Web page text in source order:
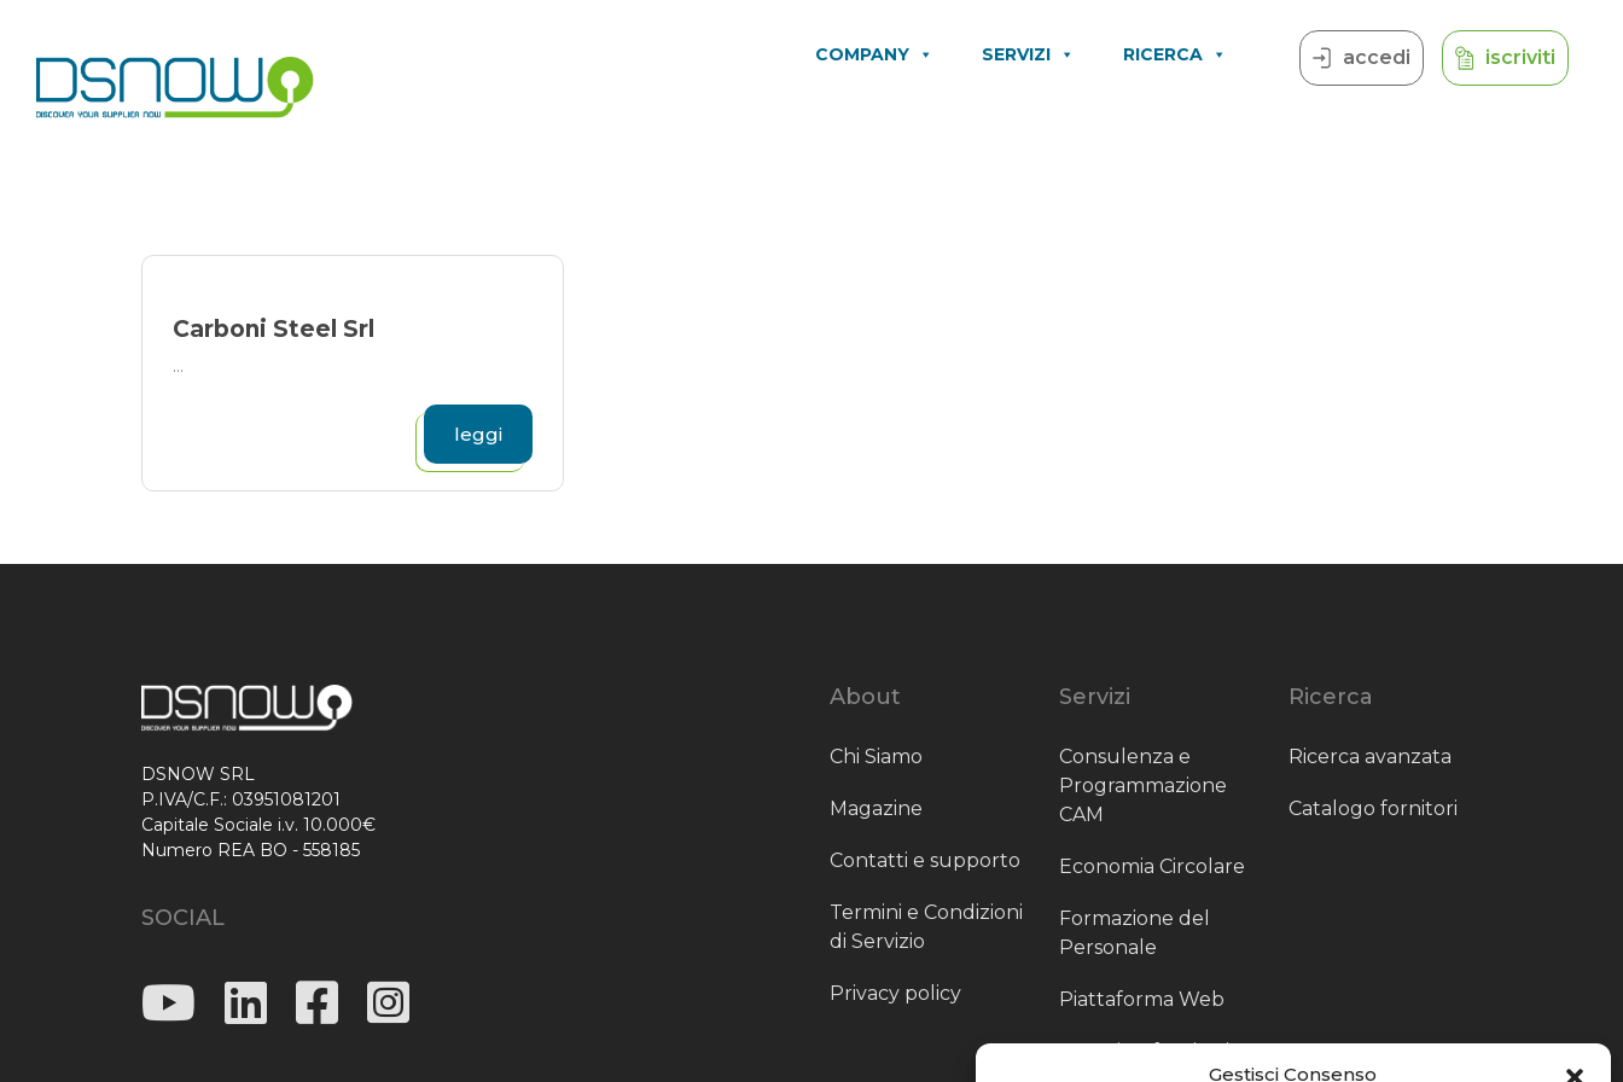
Gestisci Consenso
content
COMPANY SERVIZI RICERCA accedi iscriviti
Carboni Steel Srl
...
leggi
DSNOW SRL
P.IVA/C.F.: 03951081201
Capitale Sociale i.v. 10.000€
Numero REA BO - 558185
SOCIAL
About
Chi Siamo
Magazine
Contatti e supporto
Termini e Condizioni
di Servizio
Privacy policy
Servizi
Consulenza e
Programmazione
CAM
Economia Circolare
Formazione del
Personale
Piattaforma Web
Scouting fornitori
Ricerca
Ricerca avanzata
Catalogo fornitori